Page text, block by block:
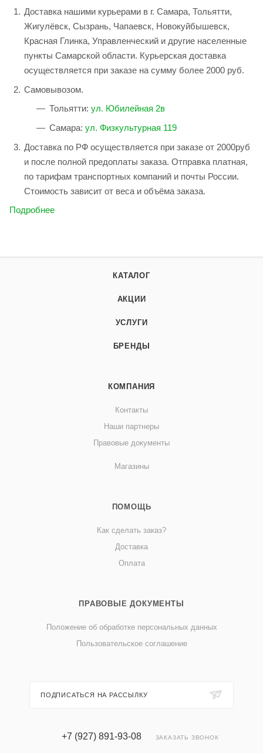
Доставка нашими курьерами в г. Самара, Тольятти,
Жигулёвск, Сызрань, Чапаевск, Новокуйбышевск,
Красная Глинка, Управленческий и другие населенные
пункты Самарской области. Курьерская доставка
осуществляется при заказе на сумму более 2000 руб.
Самовывозом.
Тольятти: ул. Юбилейная 2в
Самара: ул. Физкультурная 119
Доставка по РФ осуществляется при заказе от 2000руб
и после полной предоплаты заказа. Отправка платная,
по тарифам транспортных компаний и почты России.
Стоимость зависит от веса и объёма заказа.
Подробнее
КАТАЛОГ
АКЦИИ
УСЛУГИ
БРЕНДЫ
КОМПАНИЯ
Контакты
Наши партнеры
Правовые документы
Магазины
ПОМОЩЬ
Как сделать заказ?
Доставка
Оплата
ПРАВОВЫЕ ДОКУМЕНТЫ
Положение об обработке персональных данных
Пользовательское соглашение
ПОДПИСАТЬСЯ НА РАССЫЛКУ
+7 (927) 891-93-08 ЗАКАЗАТЬ ЗВОНОК